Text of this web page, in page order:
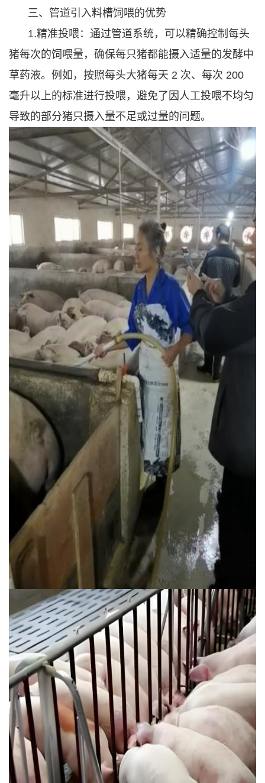
三、管道引入料槽饲喂的优势
1.精准投喂：通过管道系统，可以精确控制每头
猪每次的饲喂量，确保每只猪都能摄入适量的发酵中
草药液。例如，按照每头大猪每天 2 次、每次 200
毫升以上的标准进行投喂，避免了因人工投喂不均匀
导致的部分猪只摄入量不足或过量的问题。